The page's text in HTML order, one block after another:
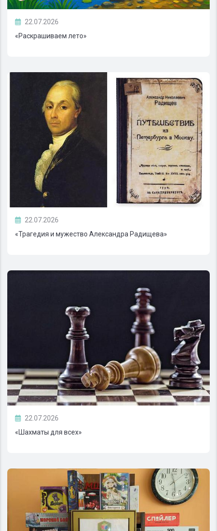
22.07.2026
«Раскрашиваем лето»
22.07.2026
«Трагедия и мужество Александра Радищева»
22.07.2026
«Шахматы для всех»